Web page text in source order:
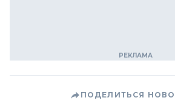
ПОДЕЛИТЬСЯ